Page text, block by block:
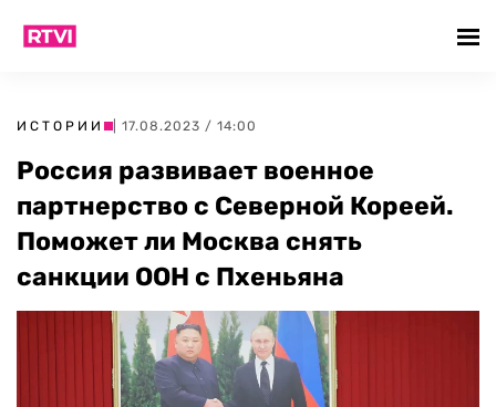
ИСТОРИИ | 17.08.2023 / 14:00
Россия развивает военное
партнерство с Северной Кореей.
Поможет ли Москва снять
санкции ООН с Пхеньяна